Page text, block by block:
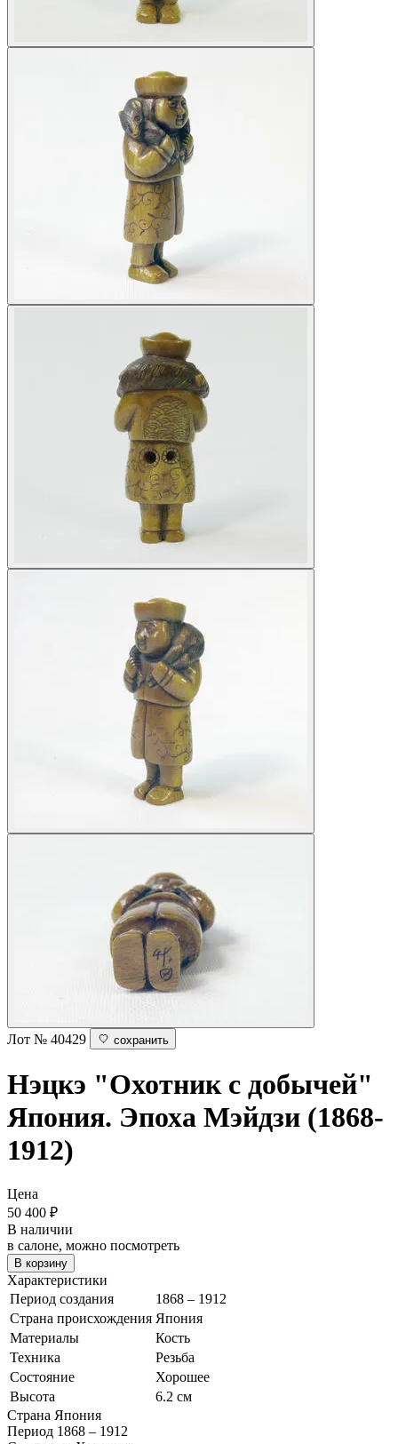
Лот № 40429 сохранить
Нэцкэ "Охотник с добычей"
Япония. Эпоха Мэйдзи (1868-
1912)
Цена
50 400 ₽
В наличии
в салоне, можно посмотреть
В корзину
Характеристики
Период создания
1868 – 1912
Страна происхождения Япония
Материалы
Кость
Техника
Резьба
Состояние
Хорошее
Высота
6.2 см
Страна Япония
Период 1868 – 1912